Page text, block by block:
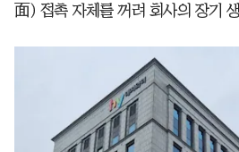
面) 접촉 자체를 꺼려 회사의 장기